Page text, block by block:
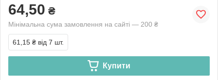
64,50 ₴
Мінімальна сума замовлення на сайті — 200 ₴
61,15 ₴ від 7 шт.
Купити